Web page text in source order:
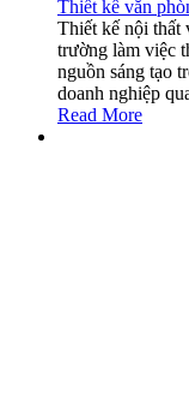
Thiết kế văn
Thiết kế nội thất
trường làm việc
nguồn sáng tạo
doanh nghiệp
Read More